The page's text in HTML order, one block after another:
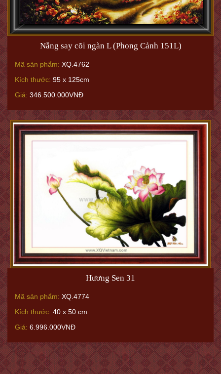
Nắng say cõi ngàn L (Phong Cảnh 151L)
Mã sản phẩm: XQ.4762
Kích thước: 95 x 125cm
Giá: 346.500.000VNĐ
Hương Sen 31
Mã sản phẩm: XQ.4774
Kích thước: 40 x 50 cm
Giá: 6.996.000VNĐ